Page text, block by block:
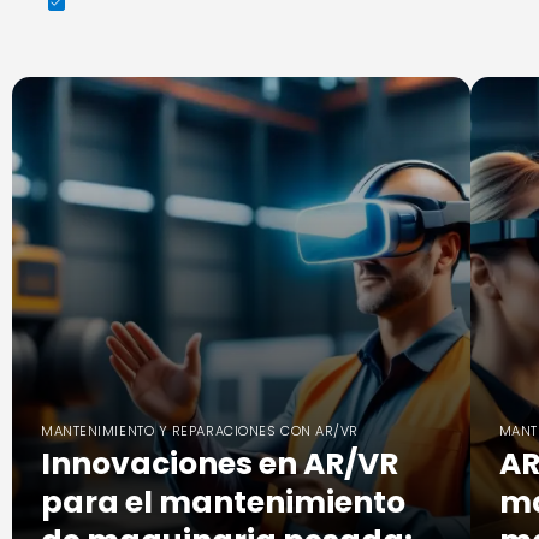
MANTENIMIENTO Y REPARACIONES CON AR/VR
Innovaciones en AR/VR
para el mantenimiento